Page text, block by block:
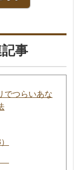
事
でつらいあな